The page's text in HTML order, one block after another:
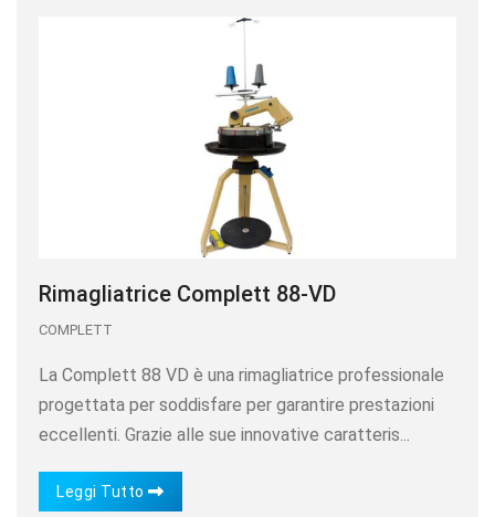
Rimagliatrice Complett 88-VD
COMPLETT
La Complett 88 VD è una rimagliatrice professionale
progettata per soddisfare per garantire prestazioni
eccellenti. Grazie alle sue innovative caratteris...
Leggi Tutto